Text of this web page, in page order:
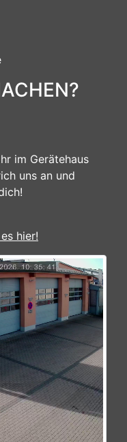
im Gerätehaus
uns an und
hier!